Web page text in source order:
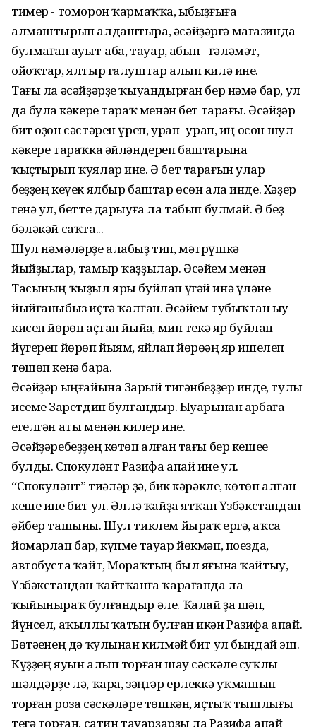
тимер - томорон ҡармаҡҡа, һыбыҙғыға
алмаштырып алдаштыра, әсәйҙәргә магазинда
булмаған һауыт-һаба, тауар, һабын - ғәләмәт,
ойоҡтар, ялтыр галуштар алып килә ине.
Тағы ла әсәйҙәрҙе ҡыуандырған бер нәмә бар, ул
да булһа кәкере тараҡ менән бет тарағы. Әсәйҙәр
бит оҙон сәстәрен үреп, урап- урап, иң осон шул
кәкере тараҡка әйләндереп баштарына
ҡыҫтырып ҡуялар ине. Ә бет тарағын улар
беҙҙең кеүек ялбыр баштар өсөн ала инде. Хәҙер
генә ул, бетте дарыуға ла табып булмай. Ә беҙ
бәләкәй саҡта...
Шул нәмәләрҙе алабыҙ тип, мәтрүшкә
йыйҙылар, тамыр ҡаҙҙылар. Әсәйем менән
Тасының ҡыҙыл яры буйлап үгәй инә үләне
йыйғаныбыз иҫтә ҡалған. Әсәйем тубыҡтан һыу
кисеп йөрөп аҫтан йыйһа, мин текә яр буйлап
йүгереп йөрөп йыям, яйлап йөрөһәң яр ишелеп
төшөп кенә бара.
Әсәйҙәр ыңғайына Заһрый тигәнбеҙҙер инде, тулы
исеме Заһретдин булғандыр. Ыуарынан арбаға
егелгән аты менән килер ине.
Әсәйҙәребеҙҙең көтөп алған тағы бер кешеһе
булды. Спокуләнт Разифа апай ине ул.
“Спокуләнт” тиһәләр ҙә, бик кәрәкле, көтөп алған
кеше ине бит ул. Әллә ҡайҙа ятҡан Үзбәкстандан
әйбер ташыны. Шул тиклем йыраҡ ергә, аҡса
йомарлап бар, күпме тауар йөкмәп, поезда,
автобуста ҡайт, Мораҡтың был яғына ҡайтыу,
Үзбәкстандан ҡайтҡанға ҡарағанда ла
ҡыйыныраҡ булғандыр әле. Ҡалай ҙа шәп,
йүнсел, аҡыллы ҡатын булған икән Разифа апай.
Бөтәһенең дә ҡулынан килмәй бит ул бындай эш.
Күҙҙең яуын алып торған шау сәскәле суҡлы
шәлдәрҙе лә, ҡара, зәңгәр ерлеккә уҡмашып
торған роза сәскәләре төшкән, яҫтыҡ тышлығы
тегә торған, сатин тауарҙарҙы ла Разифа апай